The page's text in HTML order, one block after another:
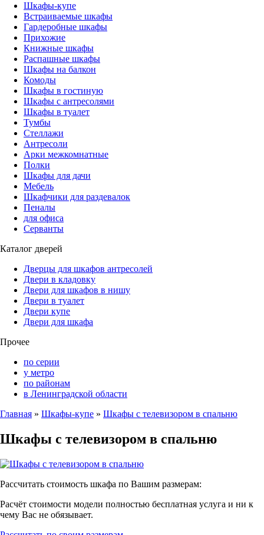
Шкафы-купе
Встраиваемые шкафы
Гардеробные шкафы
Прихожие
Книжные шкафы
Распашные шкафы
Шкафы на балкон
Комоды
Шкафы в гостиную
Шкафы с антресолями
Шкафы в туалет
Тумбы
Стеллажи
Антресоли
Арки межкомнатные
Полки
Шкафы для дачи
Мебель
Шкафчики для раздевалок
Пеналы
для офиса
Серванты
Каталог дверей
Дверцы для шкафов антресолей
Двери в кладовку
Двери для шкафов в нишу
Двери в туалет
Двери купе
Двери для шкафа
Прочее
по серии
у метро
по районам
в Ленинградской области
Главная » Шкафы-купе » Шкафы с телевизором в спальню
Шкафы с телевизором в спальню
Рассчитать стоимость шкафа по Вашим размерам:
Расчёт стоимости модели полностью бесплатная услуга и ни к
чему Вас не обязывает.